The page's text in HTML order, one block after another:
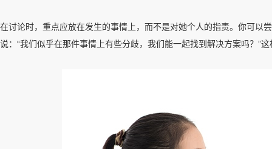
在讨论时，重点应放在发生的事情上，而不是对她个人的指责。你可以
说：“我们似乎在那件事情上有些分歧，我们能一起找到解决方案吗？”